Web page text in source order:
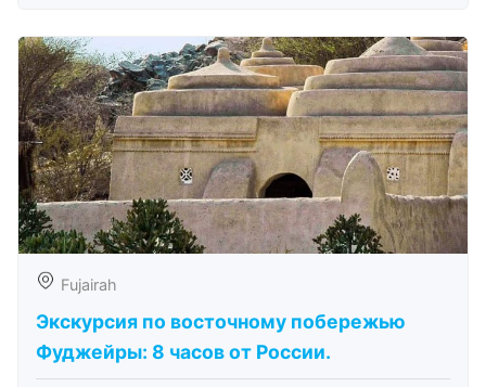
Fujairah
Экскурсия по восточному побережью
Фуджейры: 8 часов от России.